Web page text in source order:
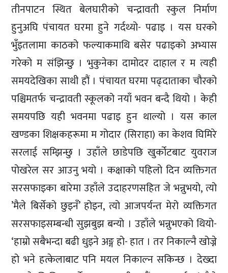
तीनपाटन स्थित बेलघारीको चन्द्रावती स्कुल निर्माण
हुनुअघि पंचायत घरमा हुने गर्दथ्यो- पढाइ । यस घरको
भुँइतलामा काठको फल्याकमाथि बसेर पढाइको अभ्यास
गरेको म संझिन्छु । भुकुनेका दामोदर दाहाल र म त्यही
समयदेखिका साथी हौं । पंचायत घरमा पढ्दाताका चौरको
पश्चिमतर्फ चन्द्रावती स्कूलको नयाँ भवन बन्दै थियो । केही
समयपछि यही भवनमा पढाइ हुन थाल्यो । यस काल
खण्डका शिक्षकहरूमा म गोदार (सिराहा) का केशव घिमिरे
सरलाई सम्झिन्छु । उहाँले छाडेपछि खुर्कोटबाट युवराज
पोखरेल सर आउनु भयो । कक्षाको पहिलो दिन व्यक्तिगत
सरसफाइका बारेमा उहाँले उदाहरणसहित जे भन्नुभयो, त्यो
’मैले बिर्सेको छुइनँ’ होइन, त्यो आजपर्यन्त मेरो व्यक्तिगत
सरसफाइसम्बन्धी सुझबुझ बन्यो । उहाँले भन्नुभएको थियो-
‘हाम्रो सबैभन्दा बढी धुइने अङ्ग हो- हात । तर निकाल्नै खोज्ने
हो भने हत्केलाबाट पनि मयल निकाल्न सकिन्छ । देख्दा